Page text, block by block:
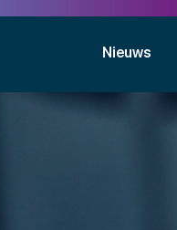
Nieuws